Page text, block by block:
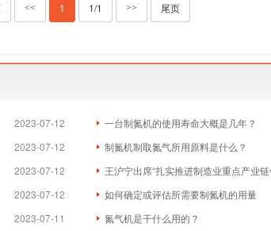
<< 1 1/1 >> 尾页
2023-07-12
一台制氮机的使用寿命大概是几年？
2023-07-12
制氮机制取氮气所用原料是什么？
2023-07-12
王沪宁出席“扎实推进制造业重点产业链优
2023-07-12
如何确定或评估所需要制氮机的用量
2023-07-11
氮气机是干什么用的？